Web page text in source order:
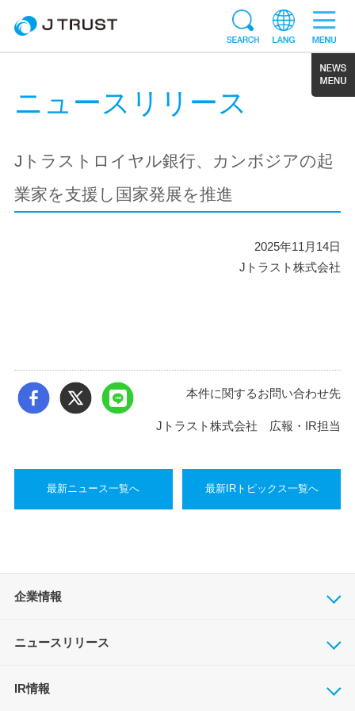
ニュースリリース
Jトラストロイヤル銀行、カンボジアの起
業家を支援し国家発展を推進
2025年11月14日
Jトラスト株式会社
本件に関するお問い合わせ先
Jトラスト株式会社 広報・IR担当
最新ニュース一覧へ 最新IRトピックス一覧へ
企業情報
ニュースリリース
IR情報